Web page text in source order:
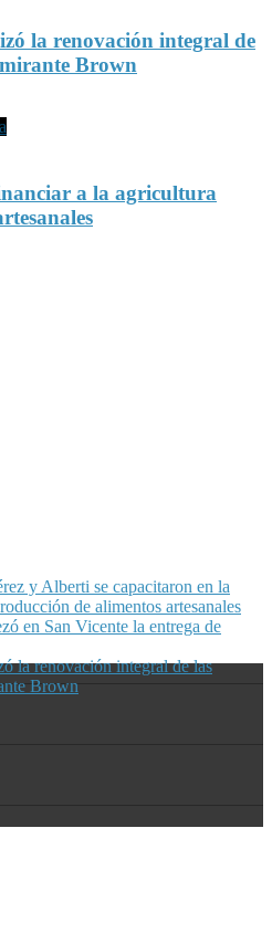
la renovación integral de
Brown
a la agricultura
y Alberti se capacitaron en la
de alimentos artesanales
en San Vicente la entrega de
la renovación integral de las
Brown